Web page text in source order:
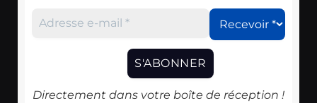
Directement dans votre boîte de réception !